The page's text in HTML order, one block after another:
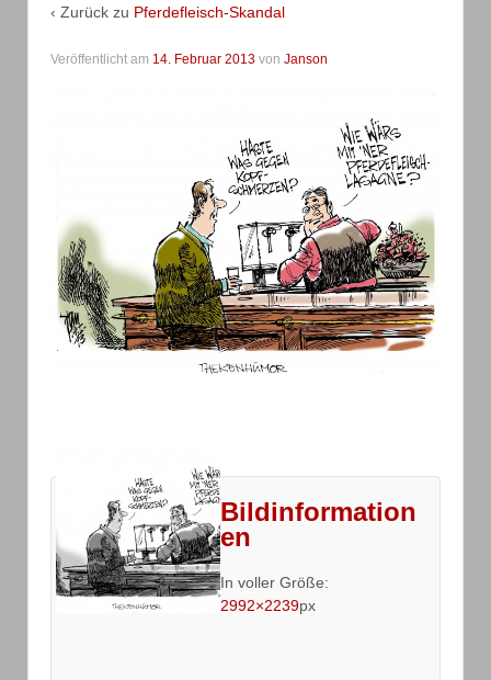
‹ Zurück zu Pferdefleisch-Skandal
Veröffentlicht am 14. Februar 2013 von Janson
Bildinformation
en
In voller Größe:
2992×2239px